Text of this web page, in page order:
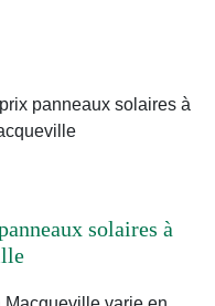
solaires à